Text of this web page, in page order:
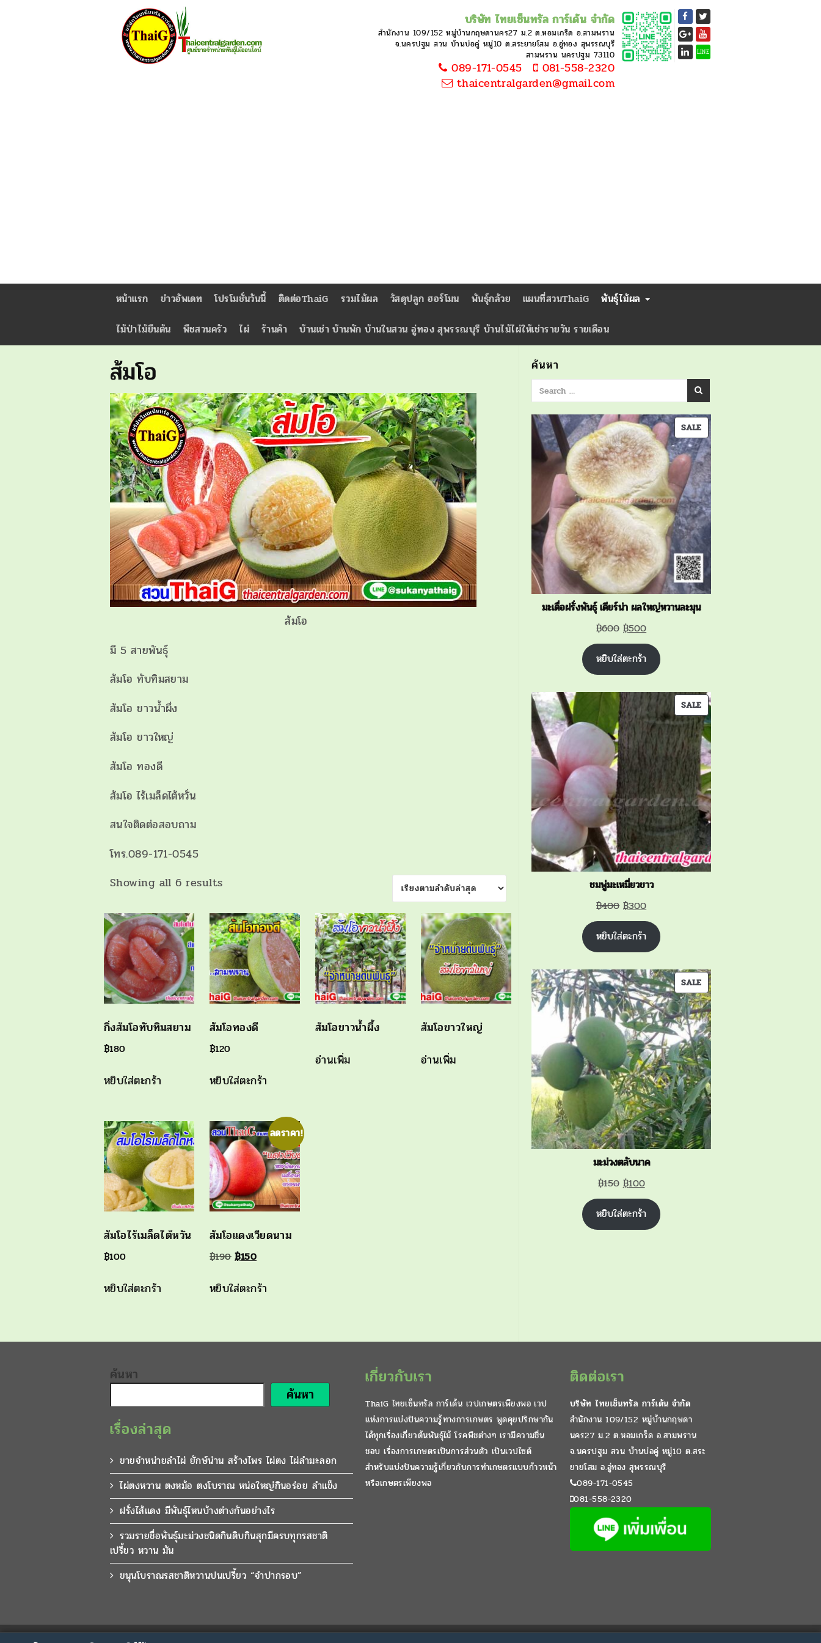
บริษัท ไทยเซ็นทรัล การ์เด้น จำกัด
สำนักงาน 109/152 หมู่บ้านกฤษดานคร27 ม.2 ต.หอมเกร็ด อ.สามพราน
จ.นครปฐม สวน บ้านบ่อคู่ หมู่10 ต.สระยายโสม อ.อู่ทอง สุพรรณบุรี
สามพราน นครปฐม 73110
089-171-0545
081-558-2320
thaicentralgarden@gmail.com
LINE
หน้าแรก ข่าวอัพเดท โปรโมชั่นวันนี้ ติดต่อThaiG รวมไม้ผล วัสดุปลูก ฮอร์โมน พันธุ์กล้วย แผนที่สวนThaiG
พันธุ์ไม้ผล
ไม้ป่าไม้ยืนต้น
พืชสวนครัว ไผ่ ร้านค้า บ้านเช่า บ้านพัก บ้านในสวน อู่ทอง สุพรรณบุรี บ้านไม้ไผ่ให้เช่ารายวัน รายเดือน
ส้มโอ
ส้มโอ
มี 5 สายพันธุ์
ส้มโอ ทับทิมสยาม
ส้มโอ ขาวน้ำผึ่ง
ส้มโอ ขาวใหญ่
ส้มโอ ทองดี
ส้มโอ ไร้เมล็ดไต้หวั่น
สนใจติดต่อสอบถาม
โทร.089-171-0545
Showing all 6 resultsSorted
latest
กิ่งส้มโอทับทิมสยาม
฿180
หยิบใส่ตะกร้า
ส้มโอทองดี
฿120
หยิบใส่ตะกร้า
ส้มโอขาวน้ำผึ้ง
อ่านเพิ่ม
ส้มโอขาวใหญ่
อ่านเพิ่ม
ส้มโอไร้เมล็ดไต้หวัน
฿100
หยิบใส่ตะกร้า
ลดราคา!
ส้มโอแดงเวียดนาม
฿190 Original
was:
฿150Current
is:
หยิบใส่ตะกร้า
ค้นหา
SALEPRODUCT
ON
SALE
มะเดื่อฝรั่งพันธุ์ เดียร์น่า ผลใหญ่หวานละมุน
฿600 Original
price
was:
฿600.
฿500Current
price
is:
฿500.
หยิบใส่ตะกร้า
SALEPRODUCT
ON
SALE
ชมพู่มะเหมี่ยวขาว
฿400 Original
price
was:
฿400.
฿300Current
price
is:
฿300.
หยิบใส่ตะกร้า
SALEPRODUCT
ON
SALE
มะม่วงตลับนาค
฿150 Original
price
was:
฿150.
฿100Current
price
is:
฿100.
หยิบใส่ตะกร้า
ค้นหา
ค้นหา
เรื่องล่าสุด
ขายจำหน่ายลำไผ่ ยักษ์น่าน สร้างไพร ไผ่ตง ไผ่ลำมะลอก
ไผ่ตงหวาน ตงหม้อ ตงโบราณ หน่อใหญ่กินอร่อย ลำแข็ง
ฝรั่งไส้แดง มีพันธุ์ไหนบ้างต่างกันอย่างไร
รวมรายชื่อพันธุ์มะม่วงชนิดกินดิบกินสุกมีครบทุกรสชาติ
เปรี้ยว หวาน มัน
ขนุนโบราณรสชาติหวานปนเปรี้ยว “จำปากรอบ”
เกี่ยวกับเรา
ThaiG ไทยเซ็นทรัล การ์เด้น เวปเกษตรเพียงพอ เวป
แห่งการแบ่งปันความรู้ทางการเกษตร พูดคุยปรึกษากัน
ได้ทุกเรื่องเกี่ยวต้นพันธุ์ไม้ โรคพืชต่างๆ เรามีความชื่น
ชอบ เรื่องการเกษตรเป็นการส่วนตัว เป็นเวปไซต์
สำหรับแบ่งปันความรู้เกี่ยวกับการทำเกษตรแบบก้าวหน้า
หรือเกษตรเพียงพอ
ติดต่อเรา
บริษัท ไทยเซ็นทรัล การ์เด้น จำกัด
สำนักงาน 109/152 หมู่บ้านกฤษดา
นคร27 ม.2 ต.หอมเกร็ด อ.สามพราน
จ.นครปฐม สวน บ้านบ่อคู่ หมู่10 ต.สระ
ยายโสม อ.อู่ทอง สุพรรณบุรี
089-171-0545
081-558-2320